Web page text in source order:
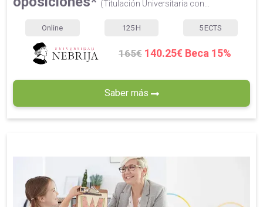
(Titulación Universitaria con...
Online 125 H 5 ECTS
165€ 140.25€ Beca 15%
Saber más